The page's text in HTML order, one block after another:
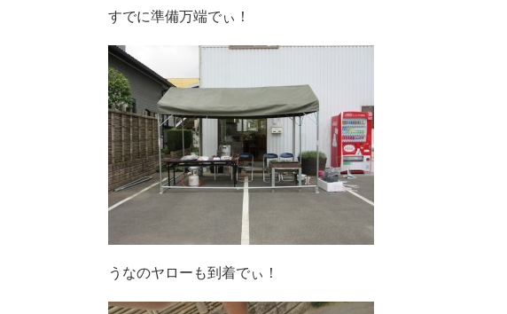
すでに準備万端でぃ！
うなのヤローも到着でぃ！